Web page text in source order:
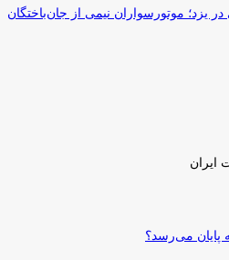
یزد؛ موتورسواران نیمی از جان‌باختگان
ایران
پایان می‌رسد؟